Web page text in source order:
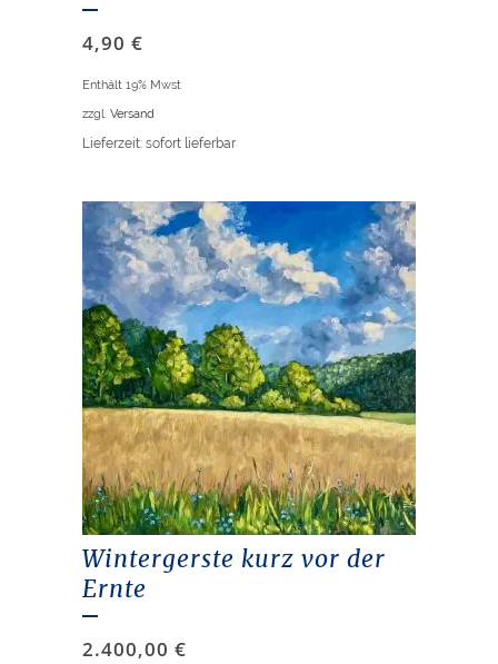
4,90 €
Enthält 19% Mwst
zzgl. Versand
Lieferzeit: sofort lieferbar
Wintergerste kurz vor der
Ernte
2.400,00 €